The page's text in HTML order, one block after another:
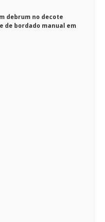
debrum no decote
de bordado manual em